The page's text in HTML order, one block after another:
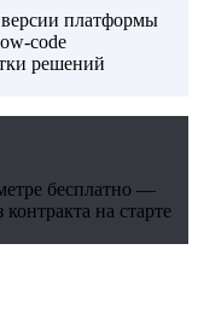
платформы
code
решений
бесплатно —
на старте